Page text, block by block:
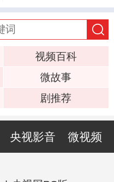
视频百科
微故事
剧推荐
央视影音 微视频